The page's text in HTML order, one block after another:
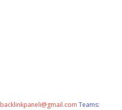
backlinkpaneli@gmail.com Teams: